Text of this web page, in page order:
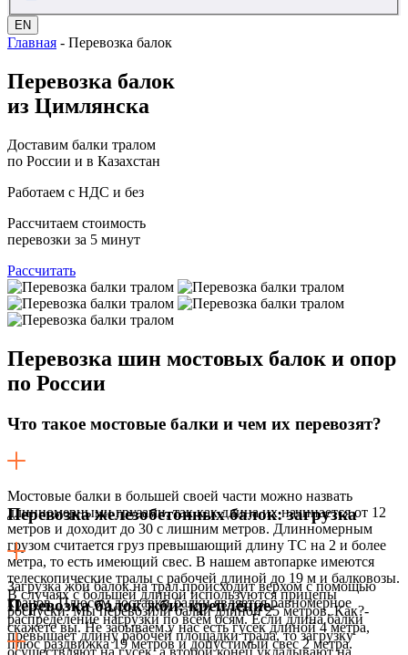
EN
Главная - Перевозка балок
Перевозка балок
из Цимлянска
Доставим балки тралом
по России и в Казахстан
Работаем с НДС и без
Рассчитаем стоимость
перевозки за 5 минут
Рассчитать
Перевозка шин мостовых балок и опор
по России
Что такое мостовые балки и чем их перевозят?
Мостовые балки в большей своей части можно назвать
длинномерными грузами, так как длина их начинается от 12
метров и доходит до 30 с лишним метров. Длинномерным
грузом считается груз превышающий длину ТС на 2 и более
метра, то есть имеющий свес. В нашем автопарке имеются
телескопические тралы с рабочей длиной до 19 м и балковозы.
В случаях с большей длиной используются прицепы
роспуски. Мы перевозили балки длиной 25 метров. Как?-
скажете вы. Не забываем у нас есть гусек длиной 4 метра,
плюс раздвижка 19 метров и допустимый свес 2 метра.
Перевозка железобетонных балок: загрузка
Загрузка жби балок на трал происходит верхом с помощью
кранов. Плюсом доставки балки является равномерное
распределение нагрузки по всем осям. Если длина балки
превышает длину рабочей площадки трала, то загрузку
осуществляют на гусек, а второй конец укладывают на
Перевозка балок жби: крепление